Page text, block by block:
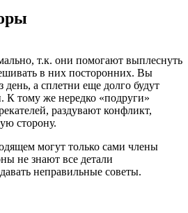
т.к. они помогают выплеснуть
в них посторонних. Вы
день, а сплетни еще долго будут
К тому же нередко «подруги»
раздувают конфликт,
сторону.
могут только сами члены
не знают все детали
неправильные советы.